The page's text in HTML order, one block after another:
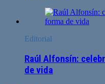
Editorial
Raúl Alfonsín:
de vida